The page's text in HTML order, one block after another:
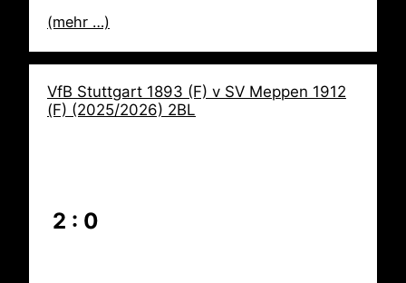
(mehr …)
VfB Stuttgart 1893 (F) v SV Meppen 1912
(F) (2025/2026) 2BL
2 : 0